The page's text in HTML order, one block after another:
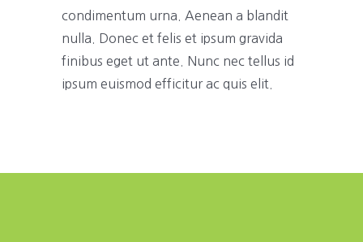
condimentum urna. Aenean a blandit
nulla. Donec et felis et ipsum gravida
finibus eget ut ante. Nunc nec tellus id
ipsum euismod efficitur ac quis elit.